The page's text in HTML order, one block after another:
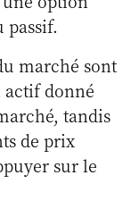
passif.
marché sont
actif donné
tandis
de prix
sur le